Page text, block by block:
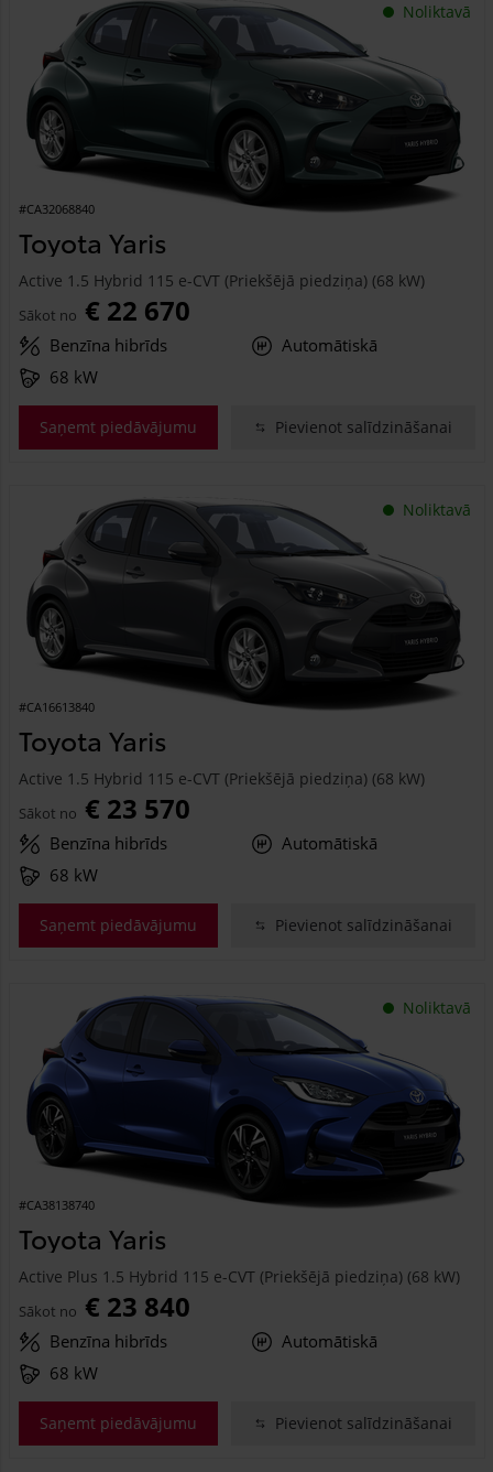
Noliktavā
#CA32068840
Toyota Yaris
Active 1.5 Hybrid 115 e-CVT (Priekšējā piedziņa) (68 kW)
Sākot no € 22 670
Benzīna hibrīds
Automātiskā
68 kW
Saņemt piedāvājumu Pievienot salīdzināšanai
Noliktavā
#CA16613840
Toyota Yaris
Active 1.5 Hybrid 115 e-CVT (Priekšējā piedziņa) (68 kW)
Sākot no € 23 570
Benzīna hibrīds
Automātiskā
68 kW
Saņemt piedāvājumu Pievienot salīdzināšanai
Noliktavā
#CA38138740
Toyota Yaris
Active Plus 1.5 Hybrid 115 e-CVT (Priekšējā piedziņa) (68 kW)
Sākot no € 23 840
Benzīna hibrīds
Automātiskā
68 kW
Saņemt piedāvājumu Pievienot salīdzināšanai